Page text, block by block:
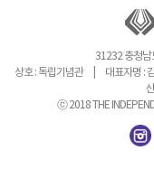
31232 충청남
상호 : 독립기념관 | 대표자명 :
ⓒ 2018 THE